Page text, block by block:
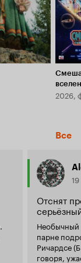
2026,
Все
Отснят
Необычный
парне
Ричардсе
говоря,